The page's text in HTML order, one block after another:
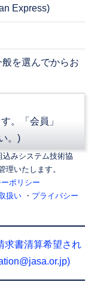
を選んでからお
。「会員」
。)
みシステム技術協
理いたします。
ポリシー
扱い ・ プライバシー
求書清算希望され